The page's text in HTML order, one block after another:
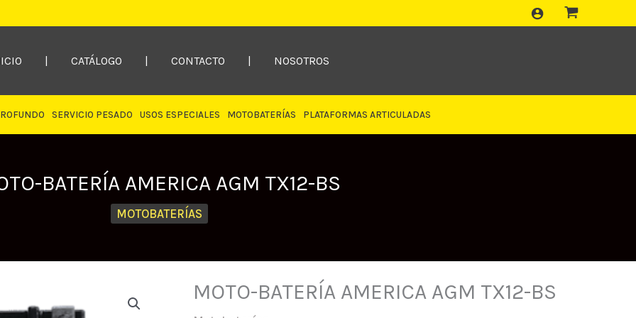
CATÁLOGO CONTACTO NOSOTROS
SERVICIO PESADO USOS ESPECIALES MOTOBATERÍAS PLATAFORMAS ARTICULADAS
BATERÍA AMERICA AGM TX12-BS
MOTOBATERÍAS
MOTO-BATERÍA AMERICA AGM TX12-BS